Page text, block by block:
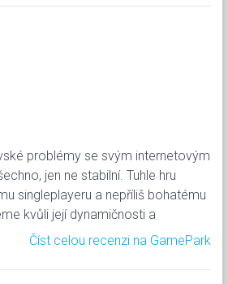
problémy se svým internetovým
jen ne stabilní. Tuhle hru
singleplayeru a nepříliš bohatému
kvůli její dynamičnosti a
Číst celou recenzi na GamePark